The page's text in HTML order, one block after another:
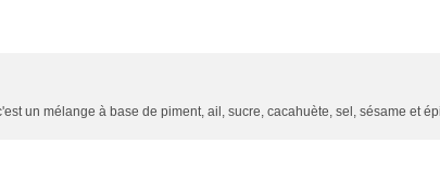
un mélange à base de piment, ail, sucre, cacahuète, sel, sésame et